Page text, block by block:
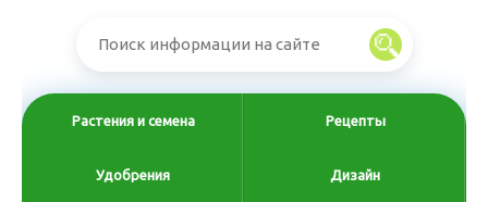
Растения и семена Рецепты
Удобрения Дизайн